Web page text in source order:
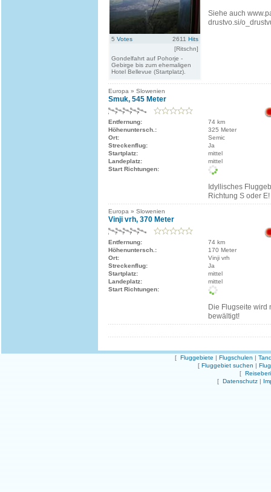
5 Votes 2611 Hits
[Ritschn]
Gondelfahrt auf Pohorje -
Gebirge bis zum ehemaligen
Hotel Bellevue (Startplatz).
Siehe auch
drustvo.si/
Europa » Slowenien
Smuk, 545 Meter
Entfernung:
74 km
Höhenuntersch.:
325 Meter
Ort:
Semic
Streckenflug:
Ja
Startplatz:
mittel
Landeplatz:
mittel
Start Richtungen:
Idyllisches
Richtung S oder E!
Europa » Slowenien
Vinji vrh, 370 Meter
Entfernung:
74 km
Höhenuntersch.:
170 Meter
Ort:
Vinji vrh
Streckenflug:
Ja
Startplatz:
mittel
Landeplatz:
mittel
Start Richtungen:
Die Flugseite wird
bewältigt!
[ Fluggebiete | Flugschulen |
[ Fluggebiet suchen |
[
[ Datenschutz |